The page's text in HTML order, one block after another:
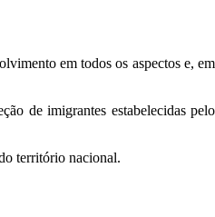
em todos os aspectos e, em
de imigrantes estabelecidas pelo
território nacional.